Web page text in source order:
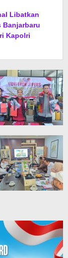
Libatkan
Banjarbaru
Kapolri